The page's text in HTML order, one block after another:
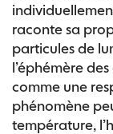
raconte sa
particules de
l’éphémère
comme une
phénomène
température,